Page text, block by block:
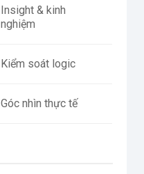
Insight & kinh
nghiệm
Kiểm soát logic
Góc nhìn thực tế